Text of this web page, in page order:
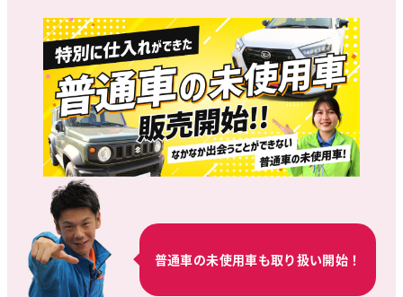
普通車の未使用車も取り扱い開始！